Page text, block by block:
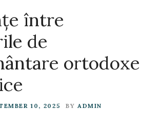
între
de
ortodoxe
10, 2025 BY ADMIN